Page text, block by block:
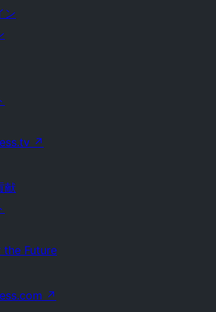
ン
↗
献
the Future
↗